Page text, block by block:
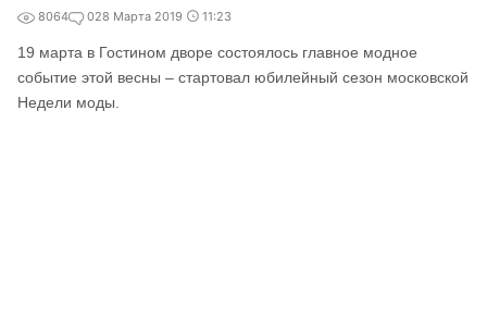
8064 028 Марта 2019 11:23
19 марта в Гостином дворе состоялось главное модное
событие этой весны – стартовал юбилейный сезон московской
Недели моды.